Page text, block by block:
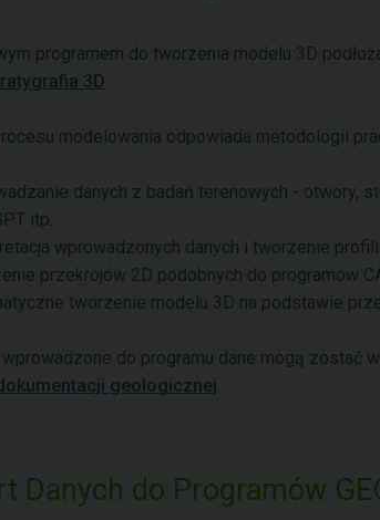
programem do tworzenia modelu 3D
3D
modelowania odpowiada metodologii
danych z badań terenowych - otwory,
itp.
wprowadzonych danych i tworzenie
przekrojów 2D podobnych do programów
tworzenie modelu 3D na podstawie
do programu dane mogą zostać
geologicznej
Danych do Programów